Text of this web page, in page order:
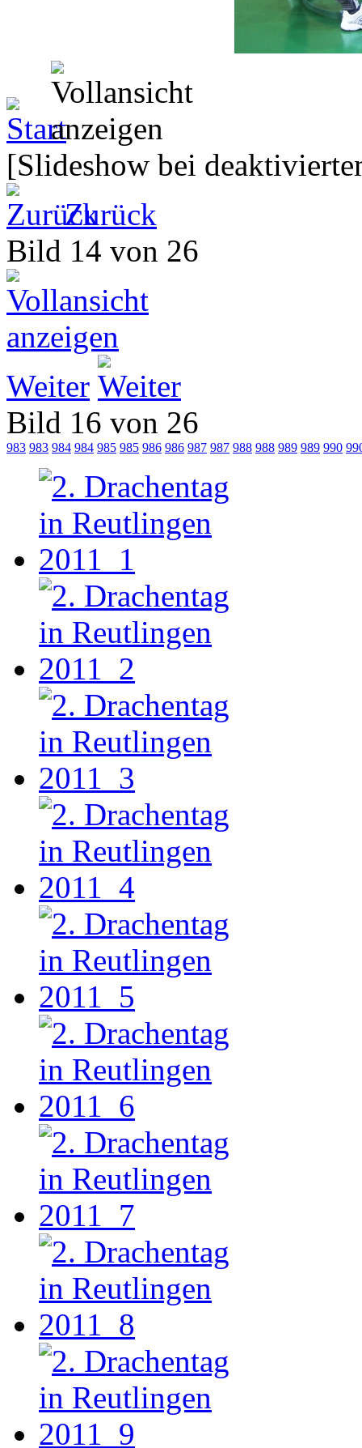
[Slideshow bei
Zurück
Bild 14 von 26
Weiter
Bild 16 von 26
983 983 984 984 985 985 986 986 987 987 988 988 989 989 990